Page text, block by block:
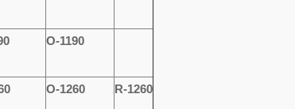
O-1190
O-1260 R-1260